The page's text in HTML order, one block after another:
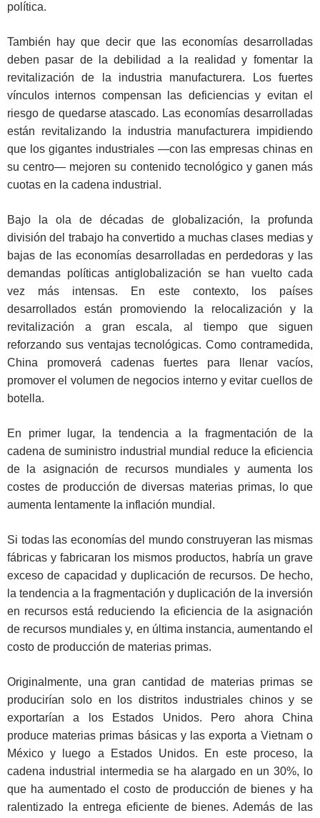
política.
También hay que decir que las economías desarrolladas
deben pasar de la debilidad a la realidad y fomentar la
revitalización de la industria manufacturera. Los fuertes
vínculos internos compensan las deficiencias y evitan el
riesgo de quedarse atascado. Las economías desarrolladas
están revitalizando la industria manufacturera impidiendo
que los gigantes industriales ―con las empresas chinas en
su centro― mejoren su contenido tecnológico y ganen más
cuotas en la cadena industrial.
Bajo la ola de décadas de globalización, la profunda
división del trabajo ha convertido a muchas clases medias y
bajas de las economías desarrolladas en perdedoras y las
demandas políticas antiglobalización se han vuelto cada
vez más intensas. En este contexto, los países
desarrollados están promoviendo la relocalización y la
revitalización a gran escala, al tiempo que siguen
reforzando sus ventajas tecnológicas. Como contramedida,
China promoverá cadenas fuertes para llenar vacíos,
promover el volumen de negocios interno y evitar cuellos de
botella.
En primer lugar, la tendencia a la fragmentación de la
cadena de suministro industrial mundial reduce la eficiencia
de la asignación de recursos mundiales y aumenta los
costes de producción de diversas materias primas, lo que
aumenta lentamente la inflación mundial.
Si todas las economías del mundo construyeran las mismas
fábricas y fabricaran los mismos productos, habría un grave
exceso de capacidad y duplicación de recursos. De hecho,
la tendencia a la fragmentación y duplicación de la inversión
en recursos está reduciendo la eficiencia de la asignación
de recursos mundiales y, en última instancia, aumentando el
costo de producción de materias primas.
Originalmente, una gran cantidad de materias primas se
producirían solo en los distritos industriales chinos y se
exportarían a los Estados Unidos. Pero ahora China
produce materias primas básicas y las exporta a Vietnam o
México y luego a Estados Unidos. En este proceso, la
cadena industrial intermedia se ha alargado en un 30%, lo
que ha aumentado el costo de producción de bienes y ha
ralentizado la entrega eficiente de bienes. Además de las